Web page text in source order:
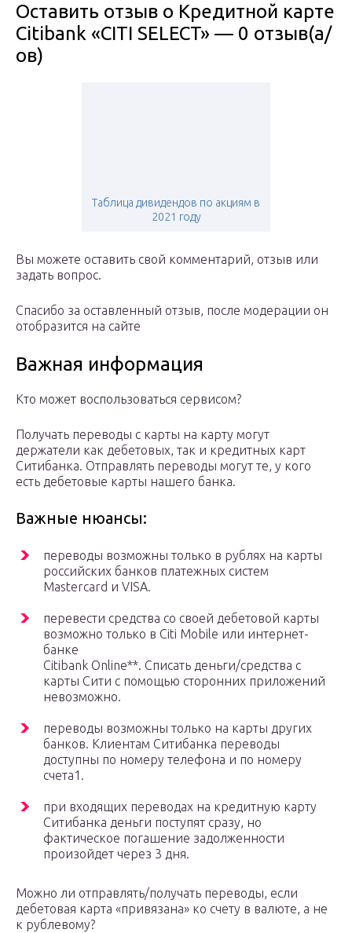
Оставить отзыв о Кредитной карте
Citibank «CITI SELECT» — 0 отзыв(а/
ов)
Таблица дивидендов по акциям в
2021 году
Вы можете оставить свой комментарий, отзыв или
задать вопрос.
Спасибо за оставленный отзыв, после модерации он
отобразится на сайте
Важная информация
Кто может воспользоваться сервисом?
Получать переводы с карты на карту могут
держатели как дебетовых, так и кредитных карт
Ситибанка. Отправлять переводы могут те, у кого
есть дебетовые карты нашего банка.
Важные нюансы:
переводы возможны только в рублях на карты
российских банков платежных систем
Mastercard и VISA.
перевести средства со своей дебетовой карты
возможно только в Citi Mobile или интернет-
банке
Citibank Online**. Списать деньги/средства с
карты Сити с помощью сторонних приложений
невозможно.
переводы возможны только на карты других
банков. Клиентам Ситибанка переводы
доступны по номеру телефона и по номеру
счета1.
при входящих переводах на кредитную карту
Ситибанка деньги поступят сразу, но
фактическое погашение задолженности
произойдет через 3 дня.
Можно ли отправлять/получать переводы, если
дебетовая карта «привязана» ко счету в валюте, а не
к рублевому?